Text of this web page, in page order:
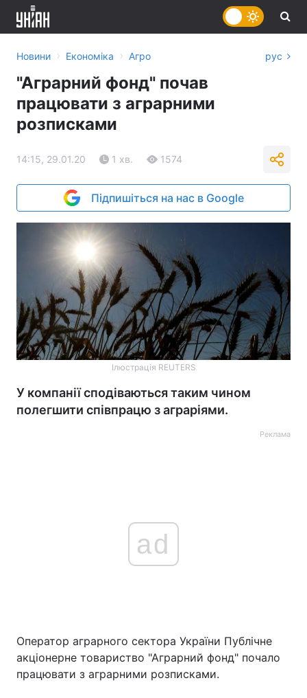
Головна Війна
Новини › Економіка › Агро рус
"Аграрний фонд" почав
працювати з аграрними
розписками
14:15, 29.01.20 1 хв. 1574
Підпишіться на нас в Google
Ілюстрація REUTERS
У компанії сподіваються таким чином
полегшити співпрацю з аграріями.
Реклама
ad
Оператор аграрного сектора України Публічне
акціонерне товариство "Аграрний фонд" почало
працювати з аграрними розписками.